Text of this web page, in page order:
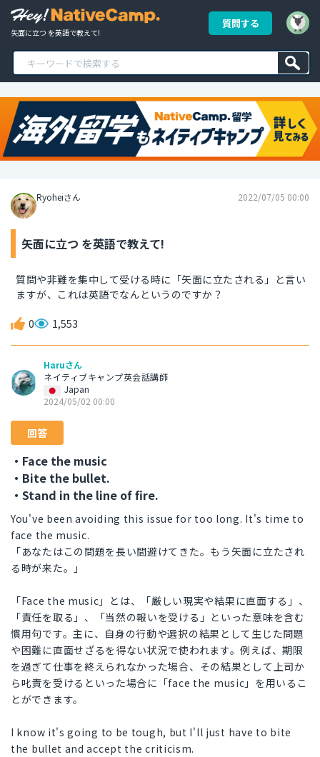
矢面に立つ を英語で教えて!
質問する
Ryoheiさん 2022/07/05 00:00
矢面に立つ を英語で教えて!
質問や非難を集中して受ける時に「矢面に立たされる」と言い
ますが、これは英語でなんというのですか？
0 1,553
Haruさん
ネイティブキャンプ英会話講師
Japan
2024/05/02 00:00
回答
・Face the music
・Bite the bullet.
・Stand in the line of fire.
You've been avoiding this issue for too long. It's time to
face the music.
「あなたはこの問題を長い間避けてきた。もう矢面に立たされ
る時が来た。」
「Face the music」とは、「厳しい現実や結果に直面する」、
「責任を取る」、「当然の報いを受ける」といった意味を含む
慣用句です。主に、自身の行動や選択の結果として生じた問題
や困難に直面せざるを得ない状況で使われます。例えば、期限
を過ぎて仕事を終えられなかった場合、その結果として上司か
ら叱責を受けるといった場合に「face the music」を用いるこ
とができます。
I know it's going to be tough, but I'll just have to bite
the bullet and accept the criticism.